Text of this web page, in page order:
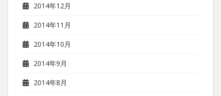
2014年12月
2014年11月
2014年10月
2014年9月
2014年8月